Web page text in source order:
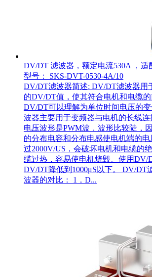
DV/DT 滤波器，额定电流530A ，适
型号： SKS-DVT-0530-4A/10
DV/DT滤波器简述: DV/DT滤波器用
的DV/DT值，使其符合电机和电缆的
DV/DT可以理解为单位时间电压的
波器主要用于变频器与电机的长线
电压波形是PWM波，波形比较陡，
的分布电容和分布电感使电机端的
过2000V/US，会破坏电机和电缆的
缆过热，容易使电机烧毁。使用DV/
DV/DT降低到1000μS以下。 DV/DT
波器的对比： 1，D...